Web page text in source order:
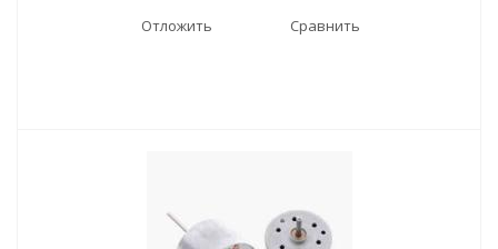
Отложить Сравнить